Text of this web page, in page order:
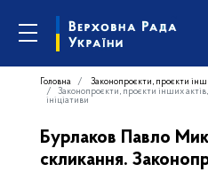
Головна Законопроєкти, проєкти
Законопроєкти, проєкти інших
ініціативи
Бурлаков Павло
скликання.